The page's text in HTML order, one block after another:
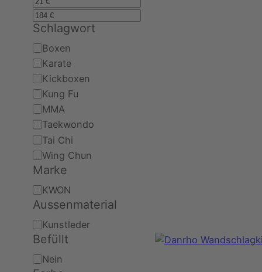
Schlagwort
Schlagwort
Boxen
Karate
Kickboxen
Kung Fu
MMA
Taekwondo
Tai Chi
Wing Chun
Marke
Marke
KWON
Aussenmaterial
Aussenmaterial
Kunstleder
Befüllt
Befüllt
Nein